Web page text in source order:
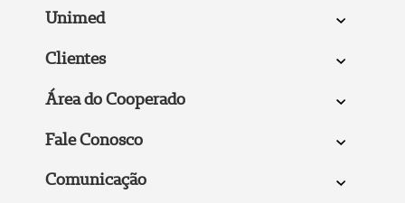
Unimed
Clientes
Área do Cooperado
Fale Conosco
Comunicação